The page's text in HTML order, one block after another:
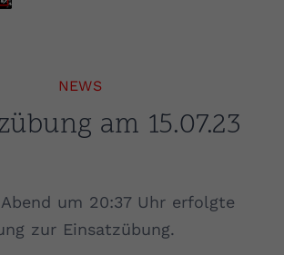
NEWS
am 15.07.23
um 20:37 Uhr erfolgte
zur Einsatzübung.